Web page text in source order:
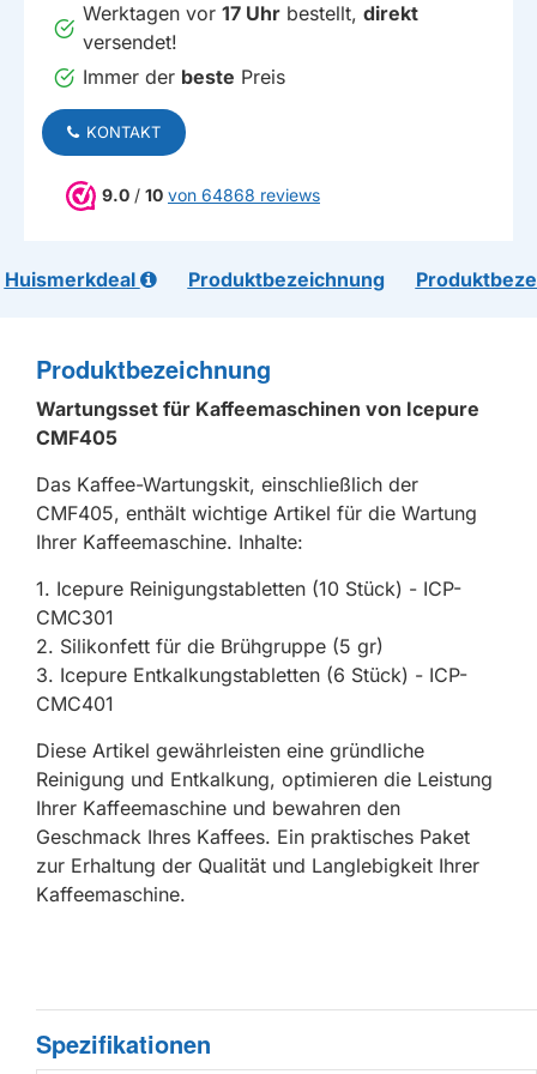
Werktagen vor 17 Uhr bestellt, direkt
versendet!
Immer der beste Preis
KONTAKT
9.0 / 10 von 64868 reviews
Huismerkdeal Produktbezeichnung
Produktbezeichnung
Wartungsset für Kaffeemaschinen von Icepure
CMF405
Das Kaffee-Wartungskit, einschließlich der
CMF405, enthält wichtige Artikel für die Wartung
Ihrer Kaffeemaschine. Inhalte:
1. Icepure Reinigungstabletten (10 Stück) - ICP-
CMC301
2. Silikonfett für die Brühgruppe (5 gr)
3. Icepure Entkalkungstabletten (6 Stück) - ICP-
CMC401
Diese Artikel gewährleisten eine gründliche
Reinigung und Entkalkung, optimieren die Leistung
Ihrer Kaffeemaschine und bewahren den
Geschmack Ihres Kaffees. Ein praktisches Paket
zur Erhaltung der Qualität und Langlebigkeit Ihrer
Kaffeemaschine.
Spezifikationen